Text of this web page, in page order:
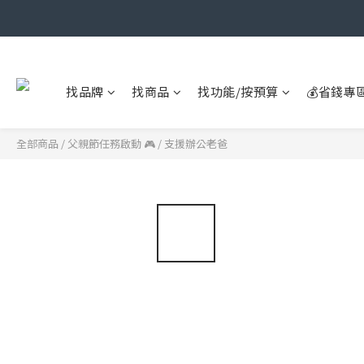
找品牌 找商品 找功能/按預算 💰省錢專
全部商品 / 父親節任務啟動 🎮 / 支援辦公老爸